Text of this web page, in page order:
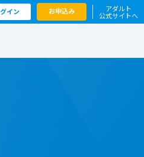
イン お申込み アダルト
公式サイトへ